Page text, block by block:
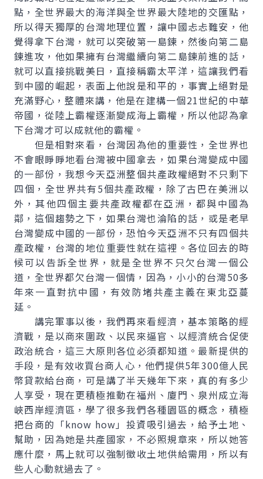
點，全世界最大的海洋與全世界最大陸地的交匯點，
所以得天獨厚的台灣地理位置，讓中國忐忐難安，他
覺得拿下台灣，就可以突破第一島鍊，然後向第二島
鍊進攻，他如果擁有台灣繼續向第二島鍊前進的話，
就可以直接挑戰美日，直接稱霸太平洋，這讓我們看
到中國的崛起，表面上他說是和平的，事實上絕對是
充滿野心，整體來講，他是在建構一個21世紀的中華
帝國，從陸上霸權逐漸變成海上霸權，所以他認為拿
下台灣才可以成就他的霸權。
但是相對來看，台灣因為他的重要性，全世界也
不會眼睜睜地看台灣被中國拿去，如果台灣變成中國
的一部份，我想今天亞洲整個共產政權絕對不只剩下
四個，全世界共有5個共產政權，除了古巴在美洲以
外，其他四個主要共產政權都在亞洲，都與中國為
鄰，這個趨勢之下，如果台灣也淪陷的話，或是老早
台灣變成中國的一部份，恐怕今天亞洲不只有四個共
產政權，台灣的地位重要性就在這裡。各位回去的時
候可以告訴全世界，就是全世界不只欠台灣一個公
道，全世界都欠台灣一個情，因為，小小的台灣50多
年來一直對抗中國，有效防堵共產主義在東北亞蔓
延。
講完軍事以後，我們再來看經濟，基本策略的經
濟戰，是以商來圍政、以民來逼官、以經濟統合促使
政治統合，這三大原則各位必須都知道。最新提供的
手段，是有效收買台商人心，他們提供5年300億人民
幣貸款給台商，可是講了半天幾年下來，真的有多少
人享受，現在更積極推動在福州、廈門、泉州成立海
峽西岸經濟區，學了很多我們各種園區的概念，積極
把台商的「know how」投資吸引過去，給予土地、
幫助，因為她是共產國家，不必照規章來，所以她答
應什麼，馬上就可以強制徵收土地供給需用，所以有
些人心動就過去了。